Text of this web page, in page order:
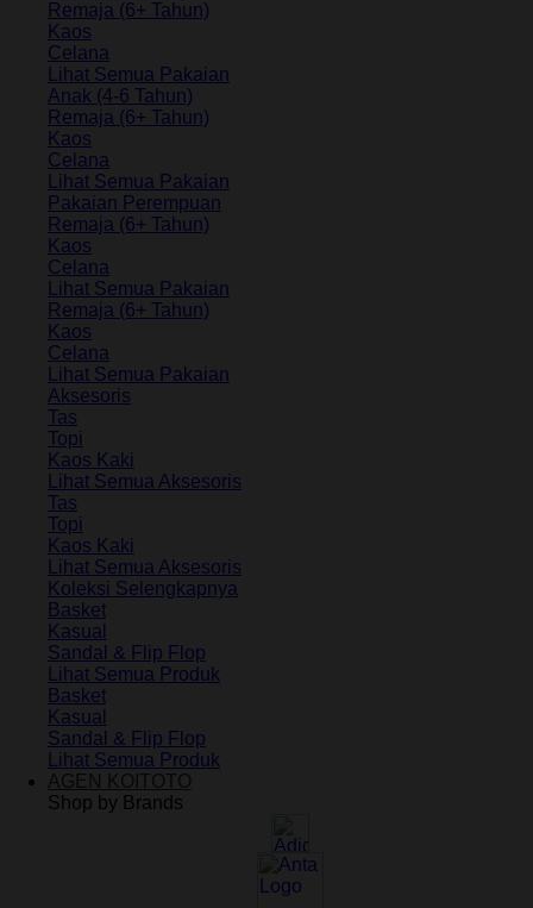
Remaja (6+ Tahun)
Kaos
Celana
Lihat Semua Pakaian
Anak (4-6 Tahun)
Remaja (6+ Tahun)
Kaos
Celana
Lihat Semua Pakaian
Pakaian Perempuan
Remaja (6+ Tahun)
Kaos
Celana
Lihat Semua Pakaian
Remaja (6+ Tahun)
Kaos
Celana
Lihat Semua Pakaian
Aksesoris
Tas
Topi
Kaos Kaki
Lihat Semua Aksesoris
Tas
Topi
Kaos Kaki
Lihat Semua Aksesoris
Koleksi Selengkapnya
Basket
Kasual
Sandal & Flip Flop
Lihat Semua Produk
Basket
Kasual
Sandal & Flip Flop
Lihat Semua Produk
AGEN KOITOTO
Shop by Brands